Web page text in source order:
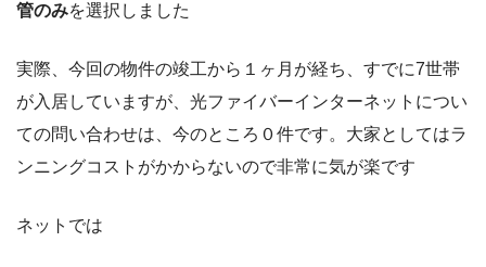
管のみを選択しました
実際、今回の物件の竣工から１ヶ月が経ち、すでに7世帯
が入居していますが、光ファイバーインターネットについ
ての問い合わせは、今のところ０件です。大家としてはラ
ンニングコストがかからないので非常に気が楽です
ネットでは